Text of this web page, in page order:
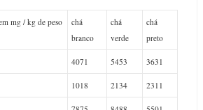
mg / kg de peso
chá
branco
chá
verde
chá
preto
4071 5453 3631
1018 2134 2311